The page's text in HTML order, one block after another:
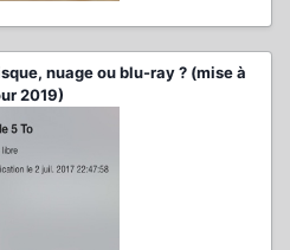
nuage ou blu-ray ? (mise à
2019)